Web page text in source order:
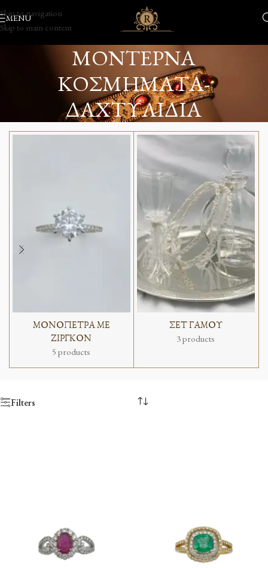
Skip to navigation
Skip to main content
MENU
ΜΟΝΤΕΡΝΑ
ΚΟΣΜΗΜΑΤΑ-
ΔΑΧΤΥΛΙΔΙΑ
ΜΟΝΟΠΕΤΡΑ ΜΕ
ΖΙΡΓΚΟΝ
5 products
ΣΕΤ ΓΑΜΟΥ
3 products
Filters